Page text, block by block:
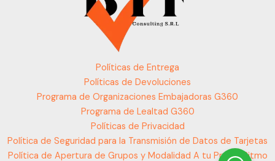
Políticas de Entrega
Políticas de Devoluciones
Programa de Organizaciones Embajadoras G360
Programa de Lealtad G360
Políticas de Privacidad
Política de Seguridad para la Transmisión de Datos de Tarjetas
Política de Apertura de Grupos y Modalidad A tu Propio Ritmo